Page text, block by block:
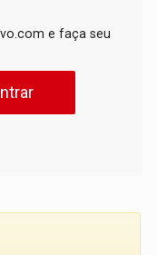
e faça seu